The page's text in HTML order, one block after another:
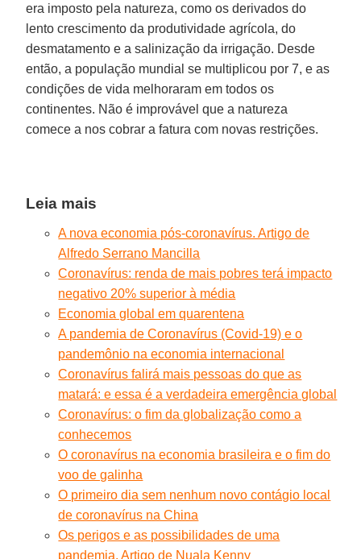
era imposto pela natureza, como os derivados do
lento crescimento da produtividade agrícola, do
desmatamento e a salinização da irrigação. Desde
então, a população mundial se multiplicou por 7, e as
condições de vida melhoraram em todos os
continentes. Não é improvável que a natureza
comece a nos cobrar a fatura com novas restrições.
Leia mais
A nova economia pós-coronavírus. Artigo de
Alfredo Serrano Mancilla
Coronavírus: renda de mais pobres terá impacto
negativo 20% superior à média
Economia global em quarentena
A pandemia de Coronavírus (Covid-19) e o
pandemônio na economia internacional
Coronavírus falirá mais pessoas do que as
matará: e essa é a verdadeira emergência global
Coronavírus: o fim da globalização como a
conhecemos
O coronavírus na economia brasileira e o fim do
voo de galinha
O primeiro dia sem nenhum novo contágio local
de coronavírus na China
Os perigos e as possibilidades de uma
pandemia. Artigo de Nuala Kenny